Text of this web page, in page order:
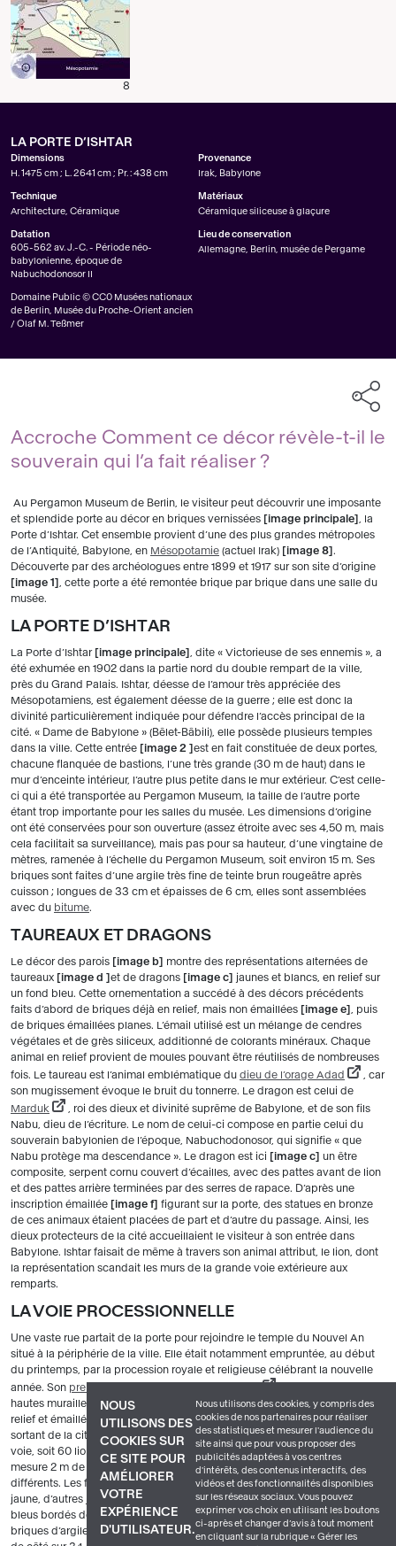
NOUS
UTILISONS DES
COOKIES SUR
CE SITE POUR
AMÉLIORER
VOTRE
EXPÉRIENCE
D'UTILISATEUR.
Nous utilisons des cookies, y compris des
cookies de nos partenaires pour réaliser
des statistiques et mesurer l'audience du
site ainsi que pour vous proposer des
publicités adaptées à vos centres
d'intérêts, des contenus interactifs, des
vidéos et des fonctionnalités disponibles
sur les réseaux sociaux. Vous pouvez
exprimer vos choix en utilisant les boutons
ci-après et changer d’avis à tout moment
en cliquant sur la rubrique « Gérer les
8
LA PORTE D’ISHTAR
Dimensions
H. 1475 cm ; L. 2641 cm ; Pr. : 438 cm
Provenance
Irak, Babylone
Technique
Architecture, Céramique
Matériaux
Céramique siliceuse à glaçure
Datation
605-562 av. J.-C. - Période néo-
babylonienne, époque de
Nabuchodonosor II
Lieu de conservation
Allemagne, Berlin, musée de Pergame
Domaine Public © CC0 Musées nationaux
de Berlin, Musée du Proche-Orient ancien
/ Olaf M. Teßmer
Accroche Comment ce décor révèle-t-il le
souverain qui l’a fait réaliser ?
Au Pergamon Museum de Berlin, le visiteur peut découvrir une imposante
et splendide porte au décor en briques vernissées
image principale
, la
Porte d’Ishtar. Cet ensemble provient d’une des plus grandes métropoles
de l’Antiquité, Babylone, en Mésopotamie (actuel Irak) image 8 .
Découverte par des archéologues entre 1899 et 1917 sur son site d’origine
image 1
, cette porte a été remontée brique par brique dans une salle du
musée.
LA PORTE D’ISHTAR
La Porte d’Ishtar image principale
, dite « Victorieuse de ses ennemis », a
été exhumée en 1902 dans la partie nord du double rempart de la ville,
près du Grand Palais. Ishtar, déesse de l’amour très appréciée des
Mésopotamiens, est également déesse de la guerre ; elle est donc la
divinité particulièrement indiquée pour défendre l’accès principal de la
cité. « Dame de Babylone » (Bêlet-Bâbili), elle possède plusieurs temples
dans la ville. Cette entrée
image 2
est en fait constituée de deux portes,
chacune flanquée de bastions, l’une très grande (30 m de haut) dans le
mur d’enceinte intérieur, l’autre plus petite dans le mur extérieur. C’est celle-
ci qui a été transportée au Pergamon Museum, la taille de l’autre porte
étant trop importante pour les salles du musée. Les dimensions d’origine
ont été conservées pour son ouverture (assez étroite avec ses 4,50 m, mais
cela facilitait sa surveillance), mais pas pour sa hauteur, d’une vingtaine de
mètres, ramenée à l’échelle du Pergamon Museum, soit environ 15 m. Ses
briques sont faites d’une argile très fine de teinte brun rougeâtre après
cuisson ; longues de 33 cm et épaisses de 6 cm, elles sont assemblées
avec du bitume.
TAUREAUX ET DRAGONS
Le décor des parois image b
montre des représentations alternées de
taureaux
image d et de dragons image c
jaunes et blancs, en relief sur
un fond bleu. Cette ornementation a succédé à des décors précédents
faits d’abord de briques déjà en relief, mais non émaillées
image e
, puis
de briques émaillées planes. L’émail utilisé est un mélange de cendres
végétales et de grès siliceux, additionné de colorants minéraux. Chaque
animal en relief provient de moules pouvant être réutilisés de nombreuses
fois. Le taureau est l’animal emblématique du dieu de l’orage Adad
, car
son mugissement évoque le bruit du tonnerre. Le dragon est celui de
Marduk
, roi des dieux et divinité suprême de Babylone, et de son fils
Nabu, dieu de l’écriture. Le nom de celui-ci compose en partie celui du
souverain babylonien de l’époque, Nabuchodonosor, qui signifie « que
Nabu protège ma descendance ». Le dragon est ici
image c
un être
composite, serpent cornu couvert d’écailles, avec des pattes avant de lion
et des pattes arrière terminées par des serres de rapace. D’après une
inscription émaillée
image f
figurant sur la porte, des statues en bronze
de ces animaux étaient placées de part et d’autre du passage. Ainsi, les
dieux protecteurs de la cité accueillaient le visiteur à son entrée dans
Babylone. Ishtar faisait de même à travers son animal attribut, le lion, dont
la représentation scandait les murs de la grande voie extérieure aux
remparts.
LA VOIE PROCESSIONNELLE
Une vaste rue partait de la porte pour rejoindre le temple du Nouvel An
situé à la périphérie de la ville. Elle était notamment empruntée, au début
du printemps, par la procession royale et religieuse célébrant la nouvelle
année. Son premier tronçon, long d’environ 200 m
hautes murailles, ornées dans leur partie basse d’une frise de briques en
relief et émaillées
image 3 . Celle-ci montrait des lions avançant, comme
sortant de la cité ; 120 fauves étaient ainsi répartis de part et d’autre de la
voie, soit 60 lions de chaque côté. Chaque animal, à l’expression féroce,
mesure 2 m de long
image 4
. Ces briques sont issues de 64 moules
différents. Les fauves sont identiques, mais certains sont blancs à crinière
jaune, d’autres jaunes à crinière rouge. Ils se détachent sur des panneaux
bleus bordés de lignes de rosaces. La voie, large de 21 m, était faite de
briques d’argile cuite recouvertes de dalles carrées en calcaire blanc (1 m